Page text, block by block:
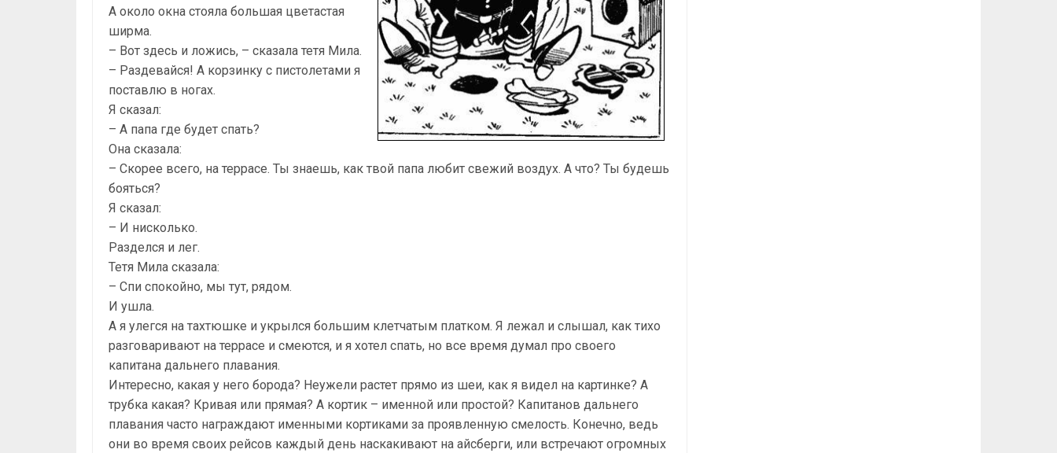
А около окна стояла большая цветастая
ширма.
– Вот здесь и ложись, – сказала тетя Мила.
– Раздевайся! А корзинку с пистолетами я
поставлю в ногах.
Я сказал:
– А папа где будет спать?
Она сказала:
– Скорее всего, на террасе. Ты знаешь, как твой папа любит свежий воздух. А что? Ты будешь
бояться?
Я сказал:
– И нисколько.
Разделся и лег.
Тетя Мила сказала:
– Спи спокойно, мы тут, рядом.
И ушла.
А я улегся на тахтюшке и укрылся большим клетчатым платком. Я лежал и слышал, как тихо
разговаривают на террасе и смеются, и я хотел спать, но все время думал про своего
капитана дальнего плавания.
Интересно, какая у него борода? Неужели растет прямо из шеи, как я видел на картинке? А
трубка какая? Кривая или прямая? А кортик – именной или простой? Капитанов дальнего
плавания часто награждают именными кортиками за проявленную смелость. Конечно, ведь
они во время своих рейсов каждый день наскакивают на айсберги, или встречают огромных